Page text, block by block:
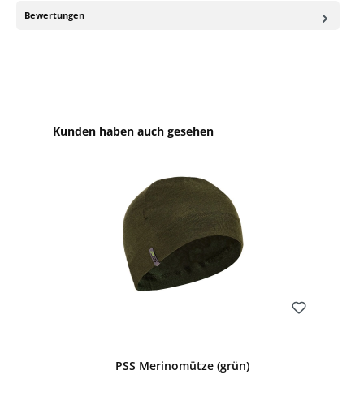
Bewertungen
Produktgalerie überspringen
Kunden haben auch gesehen
PSS Merinomütze (grün)